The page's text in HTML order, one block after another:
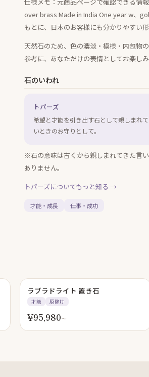
over brass Made in India One year w、
もとに、日本のお客様にも分かりやすい形
天然石のため、色の濃淡・模様・内包物
参考に、あなただけの表情としてお楽しみ
石のいわれ
トパーズ
希望と才能を引き出す石として親しまれ
いときのお守りとして。
※石の意味は古くから親しまれてきた言
ありません。
トパーズについてもっと知る →
才能・成長 仕事・成功
ラブラドライト 置き石
才能 厄除け
¥95,980〜